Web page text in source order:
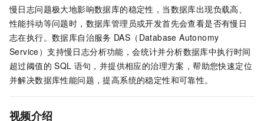
慢日志问题极大地影响数据库的稳定性，当数据库出现负载高、
性能抖动等问题时，数据库管理员或开发首先会查看是否有慢日
志在执行。数据库自治服务 DAS（Database Autonomy
Service）支持慢日志分析功能，会统计并分析数据库中执行时间
超过阈值的 SQL 语句，并提供相应的治理方案，帮助您快速定位
并解决数据库性能问题，提高系统的稳定性和可靠性。
视频介绍